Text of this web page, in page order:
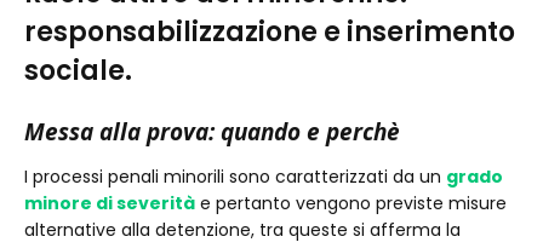
responsabilizzazione e inserimento
sociale.
Messa alla prova: quando e perchè
I processi penali minorili sono caratterizzati da un grado
minore di severità e pertanto vengono previste misure
alternative alla detenzione, tra queste si afferma la